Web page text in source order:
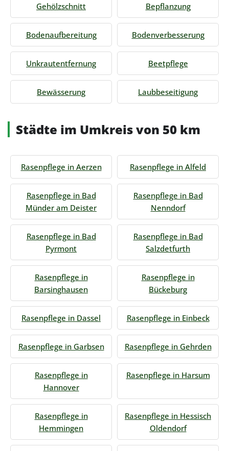
Gehölzschnitt Bepflanzung
Bodenaufbereitung Bodenverbesserung
Unkrautentfernung Beetpflege
Bewässerung Laubbeseitigung
Städte im Umkreis von 50 km
Rasenpflege in Aerzen Rasenpflege in Alfeld
Rasenpflege in Bad
Münder am Deister
Rasenpflege in Bad
Nenndorf
Rasenpflege in Bad
Pyrmont
Rasenpflege in Bad
Salzdetfurth
Rasenpflege in
Barsinghausen
Rasenpflege in
Bückeburg
Rasenpflege in Dassel Rasenpflege in Einbeck
Rasenpflege in Garbsen Rasenpflege in Gehrden
Rasenpflege in
Hannover
Rasenpflege in Harsum
Rasenpflege in
Hemmingen
Rasenpflege in Hessisch
Oldendorf